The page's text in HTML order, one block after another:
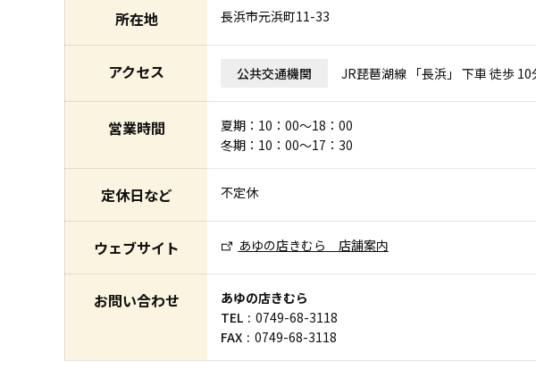
所在地 長浜市元浜町11-33
アクセス 公共交通機関 JR琵琶湖線 「長浜」 下車 徒歩 10
営業時間
夏期：10：00～18：00
冬期：10：00～17：30
定休日など 不定休
ウェブサイト あゆの店きむら 店舗案内
お問い合わせ
あゆの店きむら
TEL
0749-68-3118
FAX
0749-68-3118